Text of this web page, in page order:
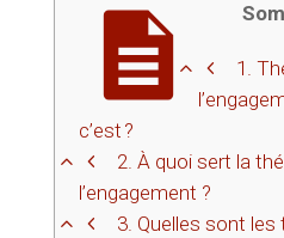
1.
c’est ?
2. À quoi sert la
l’engagement ?
3. Quelles sont les